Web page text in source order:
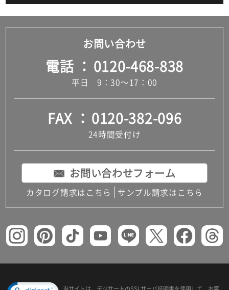
お問い合わせ
電話 0120-468-838
平日 9：30～17：00
FAX 0120-382-096
24時間受付け
お問い合わせフォーム
カタログ請求はこちら サンプル請求はこちら